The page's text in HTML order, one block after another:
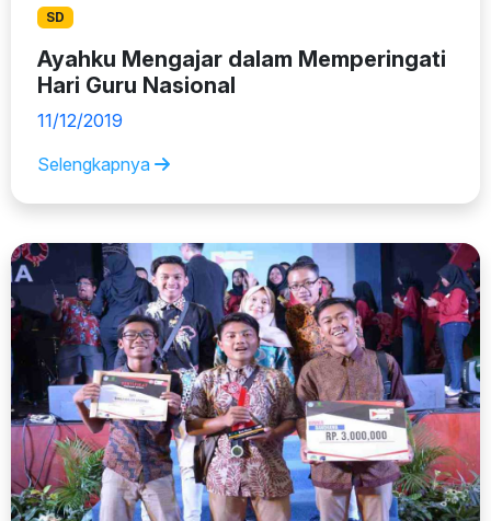
SD
Ayahku Mengajar dalam Memperingati
Hari Guru Nasional
11/12/2019
Selengkapnya